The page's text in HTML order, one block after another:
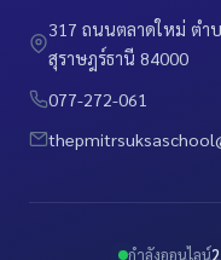
317 ถนนตลาดใหม่ ตำ
สุราษฎร์ธานี 84000
077-272-061
กำลังออนไลน์2